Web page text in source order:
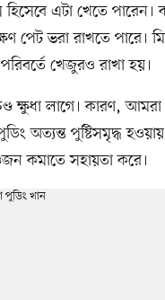
হিসেবে এটা খেতে
পেট ভরা রাখতে পারে।
খেজুরও রাখা হয়।
ক্ষুধা লাগে। কারণ,
অত‌্যন্ত পুষ্টিসমৃদ্ধ
কমাতে সহায়তা করে।